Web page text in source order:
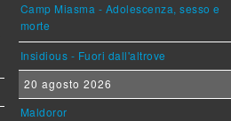
Camp Miasma - Adolescenza, sesso e
morte
Insidious - Fuori dall'altrove
20 agosto 2026
Maldoror